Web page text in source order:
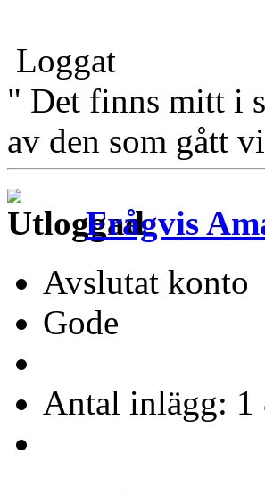
Loggat
" Det finns mitt i
av den som gått
Frågvis
Avslutat konto
Gode
Antal inlägg: 1